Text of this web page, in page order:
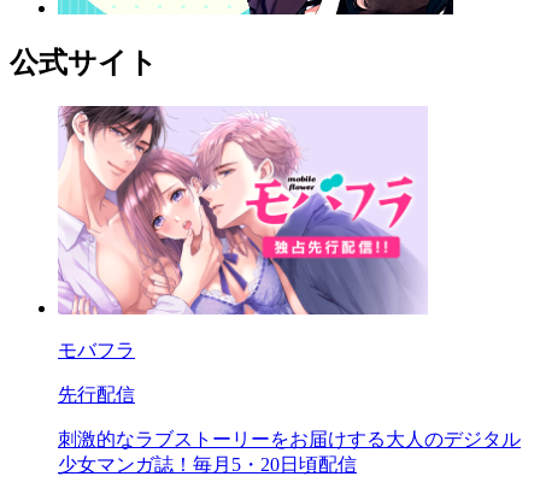
公式サイト
モバフラ
先行配信
刺激的なラブストーリーをお届けする大人のデジタル
少女マンガ誌！毎月5・20日頃配信